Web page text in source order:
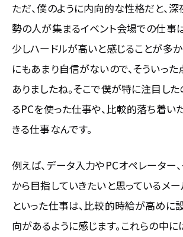
ただ、僕のように内向的な性格だと、
勢の人が集まるイベント会場での仕事
少しハードルが高いと感じることが多か
にもあまり自信がないので、そういっ
ありましたね。そこで僕が特に注目した
るPCを使った仕事や、比較的落ち着い
きる仕事なんです。
例えば、データ入力やPCオペレーター
から目指していきたいと思っているメ
といった仕事は、比較的時給が高めに
向があるように感じます。これらの中に